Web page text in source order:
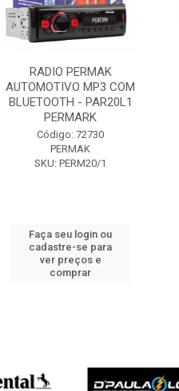
RADIO PERMAK
AUTOMOTIVO MP3 COM
BLUETOOTH - PAR20L1
PERMARK
Código: 72730
PERMAK
SKU: PERM20/1
Faça seu login ou
cadastre-se para
ver preços e
comprar